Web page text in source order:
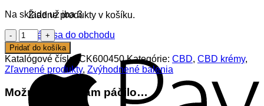
Žiadne produkty v košíku.
Vrátiť sa do obchodu
Na sklade už iba 3
množstvo
[Multipack]Encann
CBD
krémy
(KRIO+TERMO+REST)
3x150ml
Pridať do košíka
Katalógové číslo: CK600450 Kategórie: CBD, CBD krémy,
Zľavnené produkty, Zvýhodnené balenia
Možno by sa Vám páčilo…